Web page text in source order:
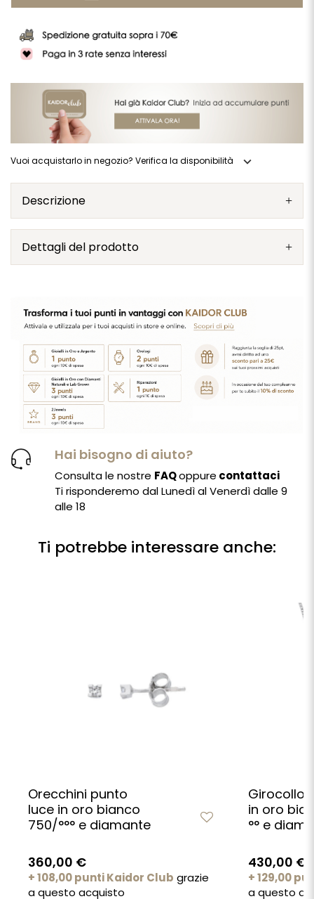
Vuoi acquistarlo in negozio? Verifica la disponibilità expand_more
Descrizione
Dettagli del prodotto
Hai bisogno di aiuto?
Consulta le nostre FAQoppure contattaci
Ti risponderemo dal Lunedì al Venerdì dalle 9
alle 18
Ti potrebbe interessare anche:
Orecchini punto
luce in oro bianco
750/°°° e diamante
360,00 €
+ 108,00 punti Kaidor Club grazie
a questo acquisto
Girocollo
in oro
°° e
430,00 €
+ 129,00
a questo